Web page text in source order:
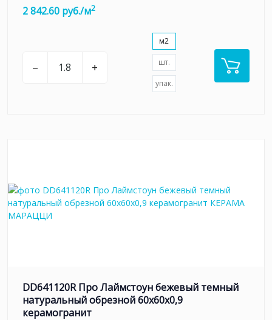
2 842.60 руб./м2
– +
м2
шт.
упак.
DD641120R Про Лаймстоун бежевый темный
натуральный обрезной 60x60x0,9
керамогранит